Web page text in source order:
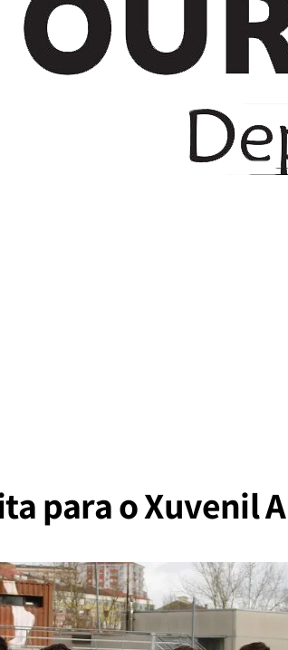
para o Xuvenil A